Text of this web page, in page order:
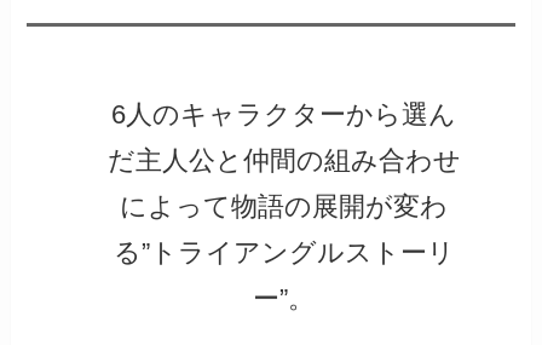
6人のキャラクターから選ん
だ主人公と仲間の組み合わせ
によって物語の展開が変わ
る”トライアングルストーリ
ー”。